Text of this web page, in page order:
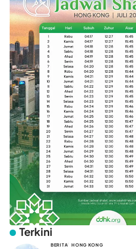
Terkini
BERITA HONG KONG